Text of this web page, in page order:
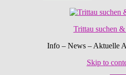
Trittau suchen
Info – News – Aktuelle
Skip to